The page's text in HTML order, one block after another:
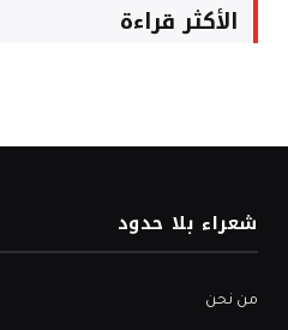
الأكثر قراءة
شعراء بلا حدود
من نحن